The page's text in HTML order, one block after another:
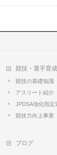
競技・選手育成
競技の基礎知識
アスリート紹介
JPDSA強化指定
競技力向上事業
ブログ